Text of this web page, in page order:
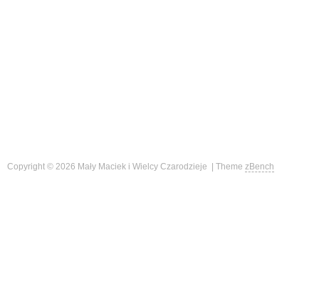
Copyright © 2026 Mały Maciek i Wielcy Czarodzieje | Theme zBench